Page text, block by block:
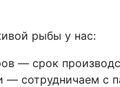
рыбы у нас:
— срок
сотрудничаем с